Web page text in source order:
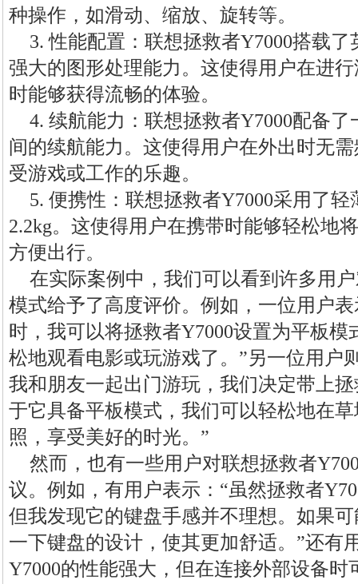
种操作，如滑动、缩放、旋转等。
3. 性能配置：联想拯救者Y7000搭载
强大的图形处理能力。这使得用户在进
时能够获得流畅的体验。
4. 续航能力：联想拯救者Y7000配备
间的续航能力。这使得用户在外出时无
受游戏或工作的乐趣。
5. 便携性：联想拯救者Y7000采用了
2.2kg。这使得用户在携带时能够轻松地
方便出行。
在实际案例中，我们可以看到许多用
模式给予了高度评价。例如，一位用户
时，我可以将拯救者Y7000设置为平板
松地观看电影或玩游戏了。”另一位用户
我和朋友一起出门游玩，我们决定带上
于它具备平板模式，我们可以轻松地在
照，享受美好的时光。”
然而，也有一些用户对联想拯救者
议。例如，有用户表示：“虽然拯救者
但我发现它的键盘手感并不理想。如果
一下键盘的设计，使其更加舒适。”还有
Y7000的性能强大，但在连接外部设备